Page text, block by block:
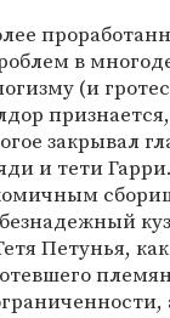
в
(и
признается,
закрывал
и тети
Петунья,